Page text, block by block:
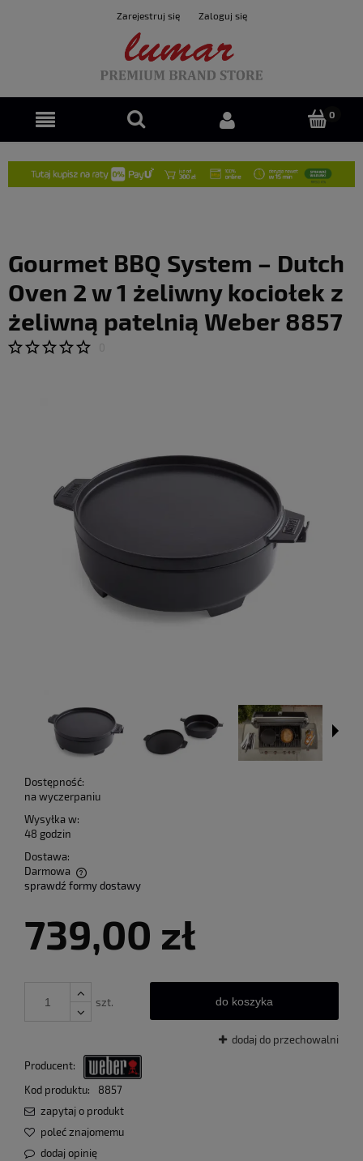
Zarejestruj się Zaloguj się
Gourmet BBQ System – Dutch
Oven 2 w 1 żeliwny kociołek z
żeliwną patelnią Weber 8857
Dostępność:
na wyczerpaniu
Wysyłka w:
48 godzin
Dostawa:
Darmowa
Cena nie zawiera ewentualnych kosztów płatności
sprawdź formy dostawy
739,00 zł
szt. do koszyka
dodaj do przechowalni
Producent:
Kod produktu:
8857
zapytaj o produkt
poleć znajomemu
dodaj opinię